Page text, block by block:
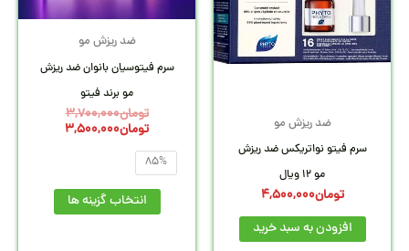
ضد ریزش مو
سرم فیتو نواتریکس ضد ریزش
مو 12 ویال
تومان4,500,000
افزودن به سبد خرید
ضد ریزش مو
سرم فیتوسیان بانوان ضد ریزش
مو برند فیتو
تومان3,700,000
تومان3,500,000
85%
انتخاب گزینه ها
می
گزینه